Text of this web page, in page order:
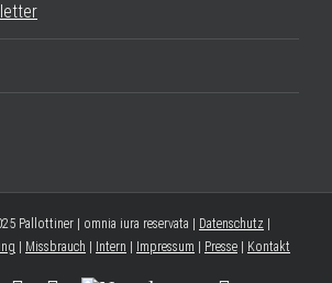
Pallottiner | omnia iura reservata | Datenschutz
Missbrauch Intern Impressum Presse Kontakt